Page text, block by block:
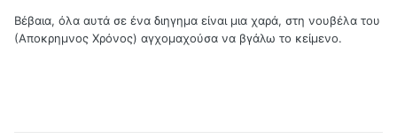
Βέβαια, όλα αυτά σε ένα διηγημα είναι μια χαρά, στη νουβέλα του
(Αποκρημνος Χρόνος) αγχομαχούσα να βγάλω το κείμενο.